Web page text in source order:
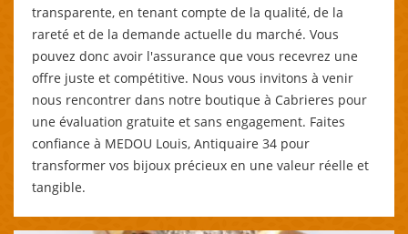
transparente, en tenant compte de la qualité, de la
rareté et de la demande actuelle du marché. Vous
pouvez donc avoir l'assurance que vous recevrez une
offre juste et compétitive. Nous vous invitons à venir
nous rencontrer dans notre boutique à Cabrieres pour
une évaluation gratuite et sans engagement. Faites
confiance à MEDOU Louis, Antiquaire 34 pour
transformer vos bijoux précieux en une valeur réelle et
tangible.